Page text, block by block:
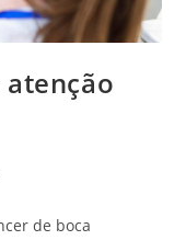
atenção
de boca